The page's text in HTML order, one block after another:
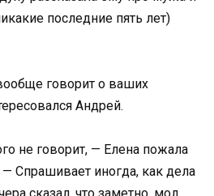
последние пять лет)
говорит о ваших
Андрей.
не говорит, — Елена пожала
Спрашивает иногда, как дела